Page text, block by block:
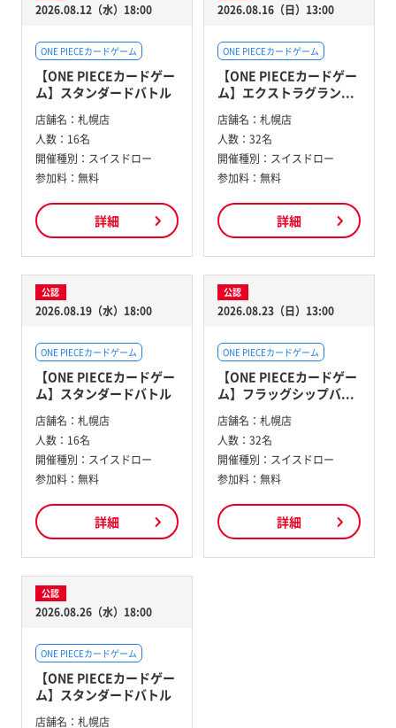
2026.08.12（水）18:00
ONE PIECEカードゲーム
【ONE PIECEカードゲー
ム】スタンダードバトル
店舗名： 札幌店
人数： 16名
開催種別： スイスドロー
参加料： 無料
詳細
2026.08.16（日）13:00
ONE PIECEカードゲーム
【ONE PIECEカードゲー
ム】エクストラグラン...
店舗名： 札幌店
人数： 32名
開催種別： スイスドロー
参加料： 無料
詳細
公認
2026.08.19（水）18:00
ONE PIECEカードゲーム
【ONE PIECEカードゲー
ム】スタンダードバトル
店舗名： 札幌店
人数： 16名
開催種別： スイスドロー
参加料： 無料
詳細
公認
2026.08.23（日）13:00
ONE PIECEカードゲーム
【ONE PIECEカードゲー
ム】フラッグシップバ...
店舗名： 札幌店
人数： 32名
開催種別： スイスドロー
参加料： 無料
詳細
公認
2026.08.26（水）18:00
ONE PIECEカードゲーム
【ONE PIECEカードゲー
ム】スタンダードバトル
店舗名： 札幌店